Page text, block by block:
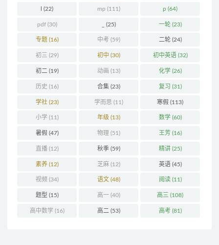
(22) mp (111) p (64)
pdf(30) (25) 一轮(23)
专题(16) 中考 (59) 二轮(24)
初三 (29) 初中 (30) 初中英语(32)
初二 (19) 动画 (13) 化学(26)
历史 (16) 合集(23) 复习 (31)
学社(23) 学而思 (11) 寒假 (113)
小学(11) 年级 (13) 数学(60)
暑假 (47) 物理 (51) 王芳(16)
直播(12) 秋季(59) 精讲(25)
素养(12) 芝麻(12) 英语(45)
视频 (34) 语文 (48) 阅读(11)
题型 (15) 高一(40) 高三 (108)
高中数学(16) 高二 (53) 高考(81)